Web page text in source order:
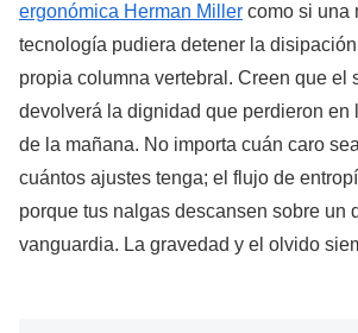
ergonómica Herman Miller como si una
tecnología pudiera detener la
propia columna vertebral. Creen que el
devolverá la dignidad que perdieron en
de la mañana. No importa cuán caro
cuántos ajustes tenga; el flujo de
porque tus nalgas descansen sobre un
vanguardia. La gravedad y el olvido